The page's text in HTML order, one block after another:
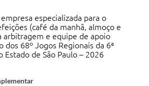
empresa especializada para o
(café da manhã, almoço e
arbitragem e equipe de apoio
dos 68º Jogos Regionais da 6ª
Estado de São Paulo – 2026